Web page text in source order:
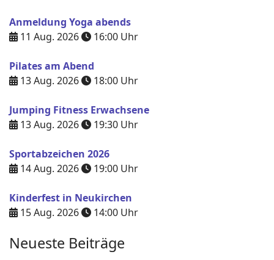
Anmeldung Yoga abends
11 Aug. 2026
16:00 Uhr
Pilates am Abend
13 Aug. 2026
18:00 Uhr
Jumping Fitness Erwachsene
13 Aug. 2026
19:30 Uhr
Sportabzeichen 2026
14 Aug. 2026
19:00 Uhr
Kinderfest in Neukirchen
15 Aug. 2026
14:00 Uhr
Neueste Beiträge